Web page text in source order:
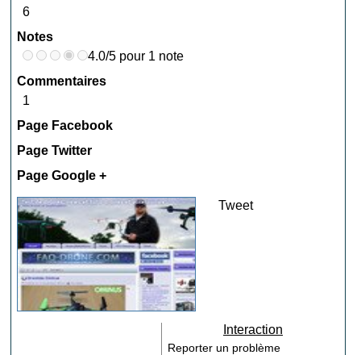
6
Notes
4.0/5 pour 1 note
Commentaires
1
Page Facebook
Page Twitter
Page Google +
Tweet
Interaction
Reporter un problème